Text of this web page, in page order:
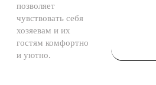
позволяет
чувствовать себя
хозяевам и их
гостям комфортно
и уютно.